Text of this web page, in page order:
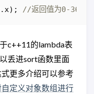
.x);
c++11的lambda表
丢进sort函数里面
更多介绍可以参考
定义对象数组进行